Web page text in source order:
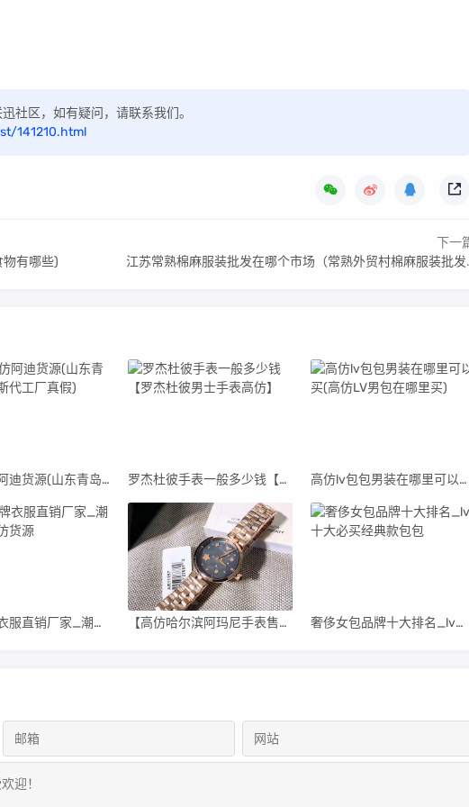
社区，如有疑问，请联系我们。
141210.html
有哪些)
下一
江苏常熟棉麻服装批发在哪个市场（常熟外贸村棉麻服装批发市场）
青岛高仿阿迪货源(山东青岛阿迪达斯代工厂真假) 罗杰杜彼手表一般多少钱【罗杰杜彼男士手表高仿】 高仿lv包包男装在哪里可以买(高仿LV男包在哪里买)
高仿潮牌衣服直销厂家_潮牌男装高仿货源 【高仿哈尔滨阿玛尼手表售后维修中心】 奢侈女包品牌十大排名_lv十大必买经典款包包